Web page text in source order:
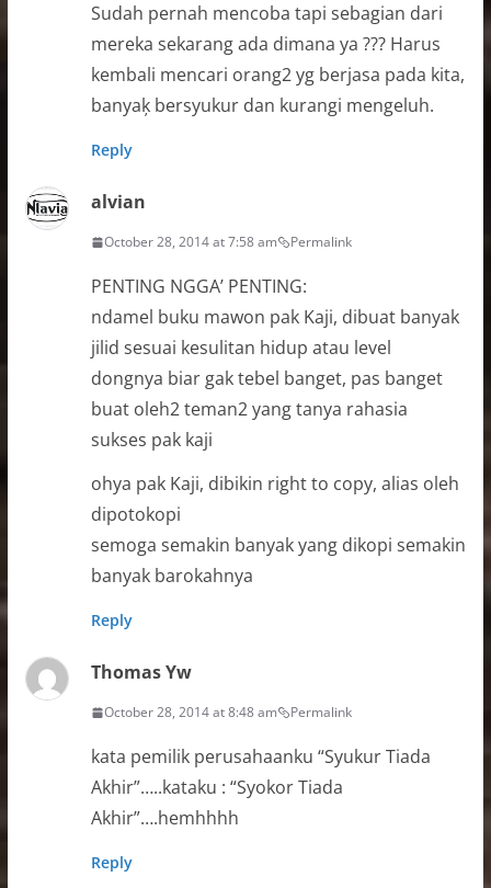
Sudah pernah mencoba tapi sebagian dari
mereka sekarang ada dimana ya ??? Harus
kembali mencari orang2 yg berjasa pada kita,
banyaķ bersyukur dan kurangi mengeluh.
Reply
alvian
October 28, 2014 at 7:58 am Permalink
PENTING NGGA’ PENTING:
ndamel buku mawon pak Kaji, dibuat banyak
jilid sesuai kesulitan hidup atau level
dongnya biar gak tebel banget, pas banget
buat oleh2 teman2 yang tanya rahasia
sukses pak kaji
ohya pak Kaji, dibikin right to copy, alias oleh
dipotokopi
semoga semakin banyak yang dikopi semakin
banyak barokahnya
Reply
Thomas Yw
October 28, 2014 at 8:48 am Permalink
kata pemilik perusahaanku “Syukur Tiada
Akhir”…..kataku : “Syokor Tiada
Akhir”….hemhhhh
Reply